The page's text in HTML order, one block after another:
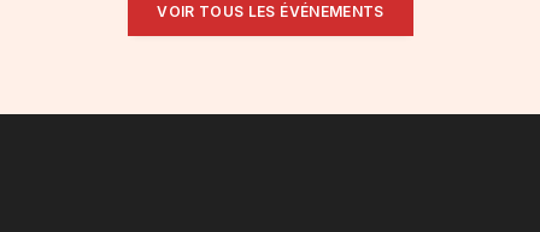
VOIR TOUS LES ÉVÉNEMENTS